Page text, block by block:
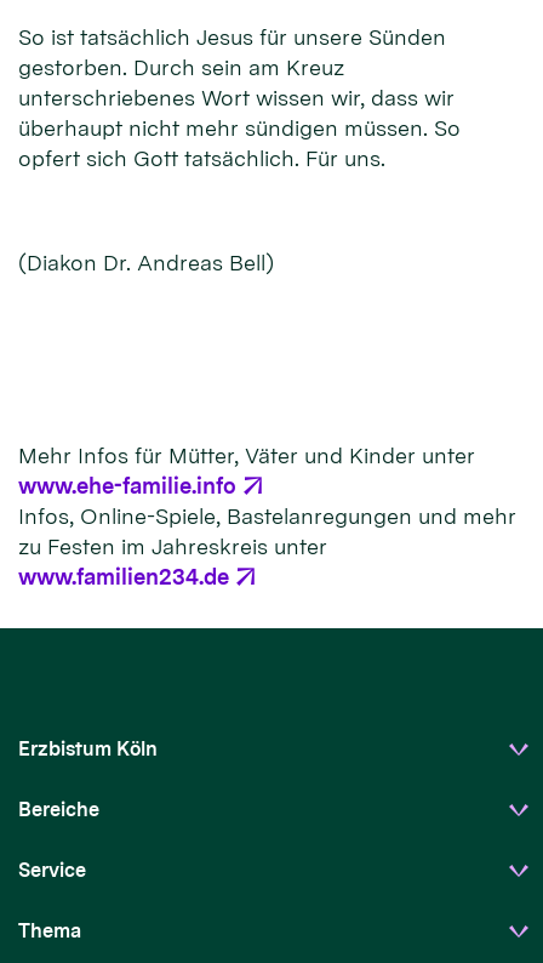
So ist tatsächlich Jesus für unsere Sünden
gestorben. Durch sein am Kreuz
unterschriebenes Wort wissen wir, dass wir
überhaupt nicht mehr sündigen müssen. So
opfert sich Gott tatsächlich. Für uns.
(Diakon Dr. Andreas Bell)
Mehr Infos für Mütter, Väter und Kinder unter
www.ehe-familie.info
Infos, Online-Spiele, Bastelanregungen und mehr
zu Festen im Jahreskreis unter
www.familien234.de
Erzbistum Köln
Bereiche
Service
Thema